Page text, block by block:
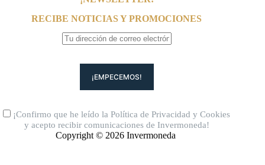
RECIBE NOTICIAS Y PROMOCIONES
¡Confirmo que he leído laPolítica de Privacidad yCookies
y acepto recibir comunicaciones de Invermoneda!
Copyright © 2026 Invermoneda